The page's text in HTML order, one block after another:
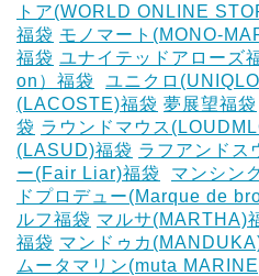
トア(WORLD ONLINE
福袋 モノマート(MONO-
福袋 ユナイテッドアローズ
on）福袋
ユニクロ
(LACOSTE)福袋 夢展望福袋
袋 ラウンドマウス
(LASUD)福袋 ラフアンドス
ー(Fair Liar)福袋
マンシン
ドプロデュー(Marque de
ルフ福袋 マルサ(MARTHA)
福袋 マンドゥカ
ムータマリン(muta